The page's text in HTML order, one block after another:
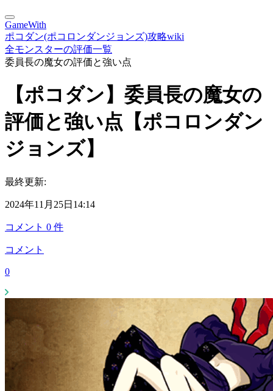
GameWith
ポコダン(ポコロンダンジョンズ)攻略wiki
全モンスターの評価一覧
委員長の魔女の評価と強い点
【ポコダン】委員長の魔女の
評価と強い点【ポコロンダン
ジョンズ】
最終更新:
2024年11月25日14:14
コメント 0 件
コメント
0